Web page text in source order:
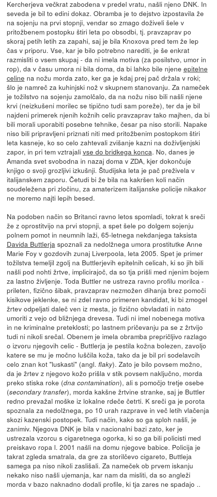
Kercherjeva večkrat zabodena v predel vratu, našli njeno DNK. In
seveda je bil to edini dokaz. Obramba je to dejstvo izpostavila že
na sojenju na prvi stopnji, vendar so zmago doživeli šele v
pritožbenem postopku štiri leta po obsodbi, tj. pravzaprav po
skoraj petih letih za zapahi, saj je bila Knoxova pred tem že lep
čas v priporu. Vse, kar je bilo potrebno narediti, je še enkrat
razmisliti o vsem skupaj - da ni imela motiva (za posilstvo, umor in
rop), da v času umora ni bila doma, da bi lahko bile njene epitelne
celine na nožu morda zato, ker ga je kdaj prej pač držala v roki;
šlo je namreč za kuhinjski nož v skupnem stanovanju. Za nameček
je tožilstvo na sojenju zamolčalo, da na nožu niso bili našli njene
krvi (neizkušeni morilec se tipično tudi sam poreže), ter da je bil
najdeni primerek njenih kožnih celic pravzaprav tako majhen, da bi
bili morali uporabiti posebne tehnike, česar pa niso storili. Napake
niso bili pripravljeni priznati niti med pritožbenim postopkom štiri
leta kasneje, ko so celo zahtevali zvišanje kazni na doživljenjski
zapor, in pri tem vztrajali vse do bridkega konca. No, danes je
Amanda svet svobodna in nazaj doma v ZDA, kjer dokončuje
knjigo o svoji grozljivi izkušnji. Študijska leta je pač preživela v
italijanskem zaporu. Četudi bi že bila na kakršen koli način
soudeležena pri zločinu, za amaterizem italijanske policije nikakor
ne moremo najti lepih besed.
Na podoben način so Britanci ravno letos spomladi, tokrat k sreči
že z oprostitvijo na prvi stopnji, a spet šele po dolgem sojenju
polnem pomot in neumnih laži, 65-letnega nekdanjega taksista
Davida Buttlerjaspoznali za nedolžnega umora prostitutke Anne
Marie Foy v gozdovih zunaj Liverpoola, leta 2005. Spet je primer
tožilstva temeljil zgolj na Buttlerjevih epitelnih celicah, ki so jih bili
našli pod nohti žrtve, implicirajoč, da so tja prišli med njenim bojem
za lastno življenje. Toda Buttler ne ustreza ravno profilu morilca -
prileten, fizično šibak, pravzaprav nezmožen dihanja brez pomoči
kisikove jeklenke, se ni zdel ravno primeren kandidat, ki bi zmogel
žrtev odpeljati daleč ven iz mesta, jo fizično obvladati in nato
umoriti z vejo od bližnjega drevesa. Tudi ni imel nobenega motiva
in ne kriminalne preteklosti; po lastnem pričevanju pa se z žrtvijo
tudi ni nikoli srečal. Obenem je imela obramba prepričljivo razlago
o izvoru njegovih celic - Buttlerja je pestila kožna bolezen, zavoljo
katere se mu je močno luščila koža, tako da je bil pri sodelavcih
celo znan kot "luskasti" (angl. flaky). Zato je bilo povsem možno,
da je žrtev z njegovo kožo prišla v stik povsem naključno, morda
preko stiska roke (dna contamination), ali s pomočjo tretje osebe
(secondary transfer), morda kakšne žrtvine stranke, saj je Buttler
redno prevažal moške iz lokalne rdeče četrti. K sreči ga je porota
spoznala za nedolžnega, po 10 urah razprave in več letih vlačenja
skozi kazenski postopek. Tudi način, kako so ga sploh našli, je
zanimiv. Njegova DNK je bila v nacionalni bazi zato, ker je
ustrezala vzorcu s cigaretnega ogorka, ki so ga bili policisti med
preiskavo ropa l. 2001 našli na domu njegove babice. Policija je
takrat zgleda smatrala, da gre za storilčevo cigareto, Buttleja
samega pa niso nikoli zaslišali. Za nameček ob prvem iskanju
nekako niso našli ujemanja, kar nam da misliti, da so angleži
morda v bazo naknadno dodali profile, ki tja zares ne spadajo ..